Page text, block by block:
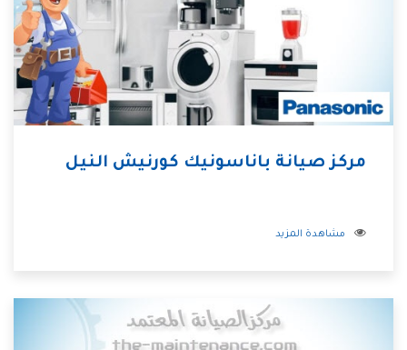
مركز صيانة باناسونيك كورنيش النيل
مشاهدة المزيد